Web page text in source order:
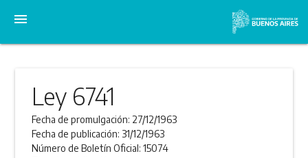
menu
Ley 6741
Fecha de promulgación: 27/12/1963
Fecha de publicación: 31/12/1963
Número de Boletín Oficial:15074